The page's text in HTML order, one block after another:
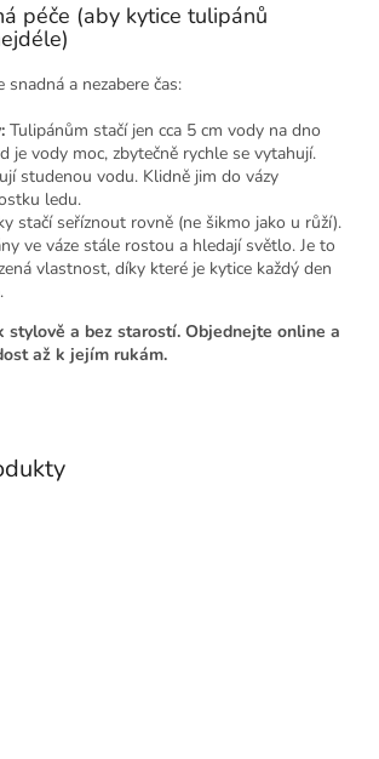
péče (aby kytice tulipánů
snadná a nezabere čas:
Tulipánům stačí jen cca 5 cm vody na dno
je vody moc, zbytečně rychle se vytahují.
studenou vodu. Klidně jim do vázy
ledu.
stačí seříznout rovně (ne šikmo jako u růží).
ve váze stále rostou a hledají světlo. Je to
vlastnost, díky které je kytice každý den
stylově a bez starostí. Objednejte online a
až k jejím rukám.